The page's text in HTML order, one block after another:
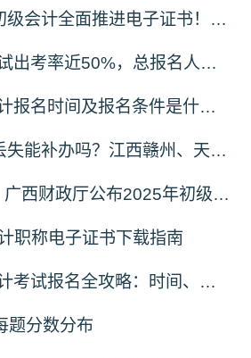
财政厅通知：初级会计全面推进电子证书！纸质证书还发吗？2025年领证时间看这里
2025年注会考试出考率近50%，总报名人数80.44万！
2026年初级会计报名时间及报名条件是什么？在哪里报名？
初级会计证书丢失能补办吗？江西赣州、天津等多地补办流程+材料清单
24018人合格！广西财政厅公布2025年初级会计考试合格人数，成绩查询及后续事项看这里
职称电子证书下载指南
2026年初级会计考试报名全攻略：时间、条件、入口一文读懂！
题分数分布